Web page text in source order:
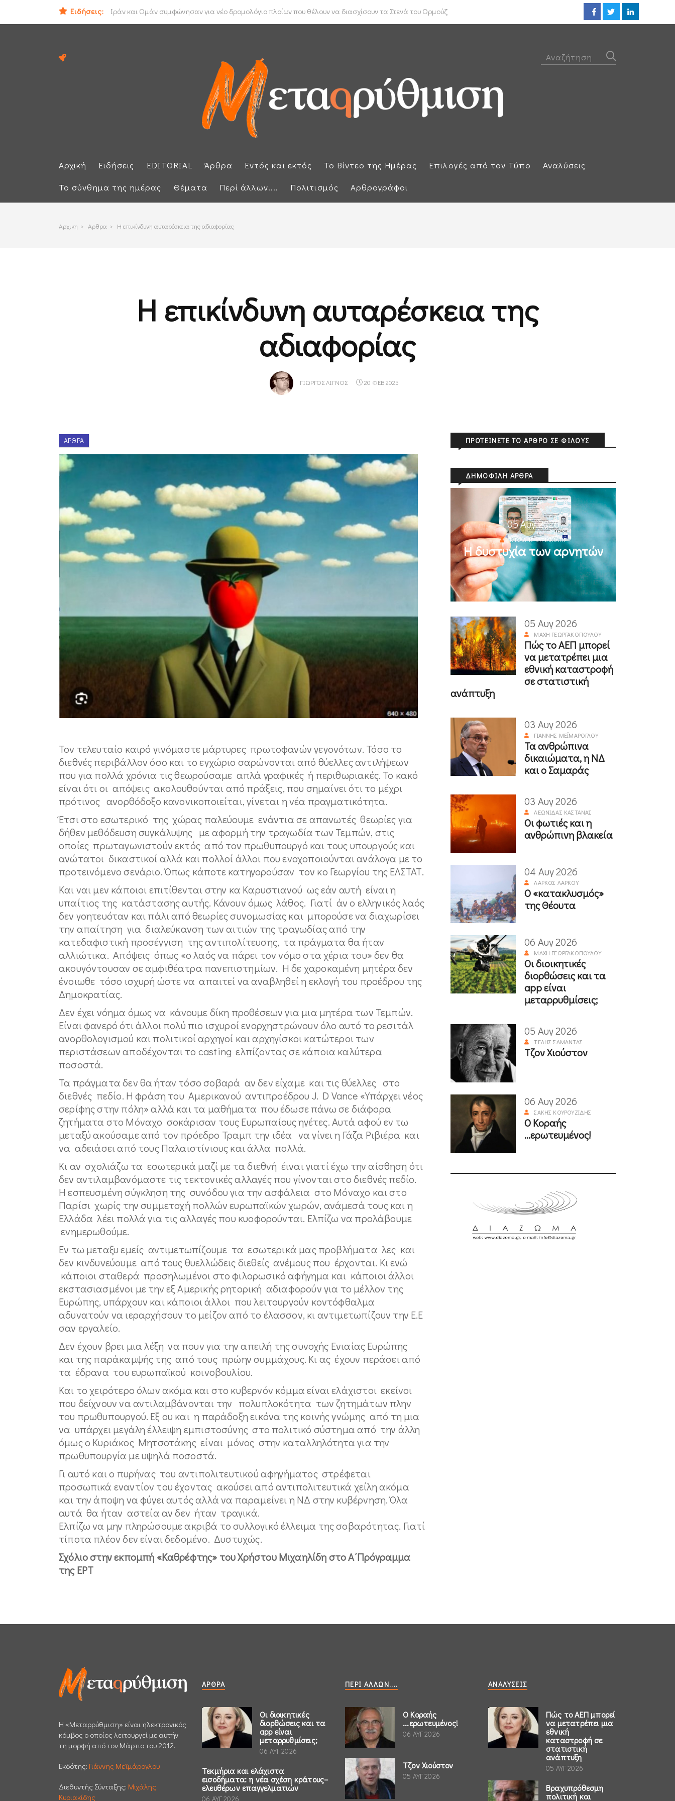
Ειδήσεις: Ηλεκτρική διασύνδεση Ελλάδας - Κύπρου: «Έπεσαν» οι υπογραφές με τον γαλλικό κολοσσό Meridiam ΕΕ: Αλληλεγγύη στην
Αρχική Ειδήσεις EDITORIAL Άρθρα Εντός και εκτός Το Βίντεο της Ημέρας Επιλογές από τον Τύπο
Αναλύσεις
Το σύνθημα της ημέρας
Θέματα Περί άλλων.... Πολιτισμός Αρθρογράφοι
Αρχικη > Αρθρα > Η επικίνδυνη αυταρέσκεια της αδιαφορίας
Η επικίνδυνη αυταρέσκεια της
αδιαφορίας
ΓΙΏΡΓΟΣ ΛΙΓΝΌΣ 20 ΦΕΒ 2025
ΆΡΘΡΑ
Τον τελευταίο καιρό γινόμαστε μάρτυρες πρωτοφανών γεγονότων. Τόσο το
διεθνές περιβάλλον όσο και το εγχώριο σαρώνονται από θύελλες αντιλήψεων
που για πολλά χρόνια τις θεωρούσαμε απλά γραφικές ή περιθωριακές. Το κακό
είναι ότι οι απόψεις ακολουθούνται από πράξεις, που σημαίνει ότι το μέχρι
πρότινος ανορθόδοξο κανονικοποιείται, γίνεται η νέα πραγματικότητα.
Έτσι στο εσωτερικό της χώρας παλεύουμε ενάντια σε απανωτές θεωρίες για
δήθεν μεθόδευση συγκάλυψης με αφορμή την τραγωδία των Τεμπών, στις
οποίες πρωταγωνιστούν εκτός από τον πρωθυπουργό και τους υπουργούς και
ανώτατοι δικαστικοί αλλά και πολλοί άλλοι που ενοχοποιούνται ανάλογα με το
προτεινόμενο σενάριο. Όπως κάποτε κατηγορούσαν τον κο Γεωργίου της ΕΛΣΤΑΤ.
Και ναι μεν κάποιοι επιτίθενται στην κα Καρυστιανού ως εάν αυτή είναι η
υπαίτιος της κατάστασης αυτής. Κάνουν όμως λάθος. Γιατί άν ο ελληνικός λαός
δεν γοητευόταν και πάλι από θεωρίες συνομωσίας και μπορούσε να διαχωρίσει
την απαίτηση για διαλεύκανση των αιτιών της τραγωδίας από την
κατεδαφιστική προσέγγιση της αντιπολίτευσης, τα πράγματα θα ήταν
αλλιώτικα. Απόψεις όπως «ο λαός να πάρει τον νόμο στα χέρια του» δεν θα
ακουγόντουσαν σε αμφιθέατρα πανεπιστημίων. Η δε χαροκαμένη μητέρα δεν
ένοιωθε τόσο ισχυρή ώστε να απαιτεί να αναβληθεί η εκλογή του προέδρου της
Δημοκρατίας.
Δεν έχει νόημα όμως να κάνουμε δίκη προθέσεων για μια μητέρα των Τεμπών.
Είναι φανερό ότι άλλοι πολύ πιο ισχυροί ενορχηστρώνουν όλο αυτό το ρεσιτάλ
ανορθολογισμού και πολιτικοί αρχηγοί και αρχηγίσκοι κατώτεροι των
περιστάσεων αποδέχονται το casting ελπίζοντας σε κάποια καλύτερα
ποσοστά.
Τα πράγματα δεν θα ήταν τόσο σοβαρά αν δεν είχαμε και τις θύελλες στο
διεθνές πεδίο. Η φράση του Αμερικανού αντιπροέδρου J. D Vance «Υπάρχει νέος
σερίφης στην πόλη» αλλά και τα μαθήματα που έδωσε πάνω σε διάφορα
ζητήματα στο Μόναχο σοκάρισαν τους Ευρωπαίους ηγέτες. Αυτά αφού εν τω
μεταξύ ακούσαμε από τον πρόεδρο Τραμπ την ιδέα να γίνει η Γάζα Ριβιέρα και
να αδειάσει από τους Παλαιστίνιους και άλλα πολλά.
Κι αν σχολιάζω τα εσωτερικά μαζί με τα διεθνή έιναι γιατί έχω την αίσθηση ότι
δεν αντιλαμβανόμαστε τις τεκτονικές αλλαγές που γίνονται στο διεθνές πεδίο.
Η εσπευσμένη σύγκληση της συνόδου για την ασφάλεια στο Μόναχο και στο
Παρίσι χωρίς την συμμετοχή πολλών ευρωπαϊκών χωρών, ανάμεσά τους και η
Ελλάδα λέει πολλά για τις αλλαγές που κυοφορούνται. Ελπίζω να προλάβουμε
ενημερωθούμε.
Εν τω μεταξυ εμείς αντιμετωπίζουμε τα εσωτερικά μας προβλήματα λες και
δεν κινδυνεύουμε από τους θυελλώδεις διεθείς ανέμους που έρχονται. Κι ενώ
κάποιοι σταθερά προσηλωμένοι στο φιλορωσικό αφήγημα και κάποιοι άλλοι
εκστασιασμένοι με την εξ Αμερικής ρητορική αδιαφορούν για το μέλλον της
Ευρώπης, υπάρχουν και κάποιοι άλλοι που λειτουργούν κοντόφθαλμα
αδυνατούν να ιεραρχήσουν το μείζον από το έλασσον, κι αντιμετωπίζουν την Ε.Ε
σαν εργαλείο.
Δεν έχουν βρει μια λέξη να πουν για την απειλή της συνοχής Ενιαίας Ευρώπης
και της παράκαμψής της από τους πρώην συμμάχους. Κι ας έχουν περάσει από
τα έδρανα του ευρωπαϊκού κοινοβουλίου.
Και το χειρότερο όλων ακόμα και στο κυβερνόν κόμμα είναι ελάχιστοι εκείνοι
που δείχνουν να αντιλαμβάνονται την πολυπλοκότητα των ζητημάτων πλην
του πρωθυπουργού. Εξ ου και η παράδοξη εικόνα της κοινής γνώμης από τη μια
να υπάρχει μεγάλη έλλειψη εμπιστοσύνης στο πολιτικό σύστημα από την άλλη
όμως ο Κυριάκος Μητσοτάκης είναι μόνος στην καταλληλότητα για την
πρωθυπουργία με υψηλά ποσοστά.
Γι αυτό και ο πυρήνας του αντιπολιτευτικού αφηγήματος στρέφεται
προσωπικά εναντίον του έχοντας ακούσει από αντιπολιτευτικά χείλη ακόμα
και την άποψη να φύγει αυτός αλλά να παραμείνει η ΝΔ στην κυβέρνηση. Όλα
αυτά θα ήταν αστεία αν δεν ήταν τραγικά.
Ελπίζω να μην πληρώσουμε ακριβά το συλλογικό έλλειμα της σοβαρότητας. Γιατί
τίποτα πλέον δεν είναι δεδομένο. Δυστυχώς.
Σχόλιο στην εκπομπή «Καθρέφτης» του Χρήστου Μιχαηλίδη στo Α΄Πρόγραμμα
της ΕΡΤ
ΠΡΟΤΕΊΝΕΤΕ ΤΟ ΆΡΘΡΟ ΣΕ ΦΊΛΟΥΣ
ΔΗΜΟΦΙΛΉ ΆΡΘΡΑ
05 Αυγ 2026
ΜΙΧΆΛΗΣ ΚΥΡΙΑΚΊΔΗΣ
Η δυστυχία των αρνητών
05 Αυγ 2026
ΜΆΧΗ ΓΕΩΡΓΑΚΟΠΟΎΛΟΥ
Πώς το ΑΕΠ μπορεί
να μετατρέπει μια
εθνική καταστροφή
σε στατιστική
ανάπτυξη
03 Αυγ 2026
ΓΙΆΝΝΗΣ ΜΕΪΜΆΡΟΓΛΟΥ
Τα ανθρώπινα
δικαιώματα, η ΝΔ
και ο Σαμαράς
03 Αυγ 2026
ΛΕΩΝΊΔΑΣ ΚΑΣΤΑΝΆΣ
Οι φωτιές και η
ανθρώπινη βλακεία
04 Αυγ 2026
ΛΆΡΚΟΣ ΛΆΡΚΟΥ
Ο «κατακλυσμός»
της Θέουτα
06 Αυγ 2026
ΜΆΧΗ ΓΕΩΡΓΑΚΟΠΟΎΛΟΥ
Οι διοικητικές
διορθώσεις και τα
app είναι
μεταρρυθμίσεις;
05 Αυγ 2026
ΤΈΛΗΣ ΣΑΜΑΝΤΆΣ
Τζον Χιούστον
06 Αυγ 2026
ΣΆΚΗΣ ΚΟΥΡΟΥΖΊΔΗΣ
Ο Κοραής
...ερωτευμένος!
H «Μεταρρύθμιση» είναι ηλεκτρονικός
κόμβος ο οποίος λειτουργεί με αυτήν
τη μορφή από τον Μάρτιο του 2012.
Εκδότης: Γιάννης Μεϊμάρογλου
Διεθυντής Σύνταξης: Μιχάλης
Κυριακίδης
ΆΡΘΡΑ
Οι διοικητικές
διορθώσεις και τα
app είναι
μεταρρυθμίσεις;
06 ΑΥΓ 2026
Τεκμήρια και ελάχιστα
εισοδήματα: η νέα σχέση κράτους–
ελευθέρων επαγγελματιών
06 ΑΥΓ 2026
ΠΕΡΊ ΆΛΛΩΝ....
Ο Κοραής
...ερωτευμένος!
06 ΑΥΓ 2026
Τζον Χιούστον
05 ΑΥΓ 2026
ΑΝΑΛΎΣΕΙΣ
Πώς το ΑΕΠ μπορεί
να μετατρέπει μια
εθνική
καταστροφή σε
στατιστική
ανάπτυξη
05 ΑΥΓ 2026
Βραχυπρόθεσμη
πολιτική και